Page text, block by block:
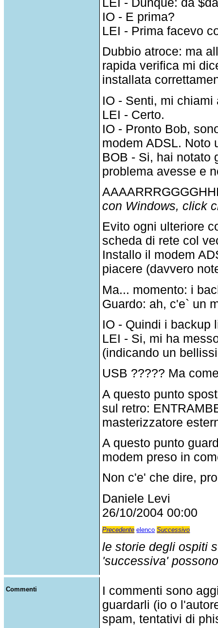
IO - E prima?
LEI - Prima facevo
Dubbio atroce: ma
rapida verifica mi
installata
IO - Senti, mi
LEI - Certo.
IO - Pronto Bob,
modem ADSL. Noto
BOB - Si, hai notato
problema avesse e
con Windows, click
Evito ogni ulteriore
scheda di rete col
Installo il modem
piacere (davvero
Ma... momento: i
Guardo: ah, c'e` un
IO - Quindi i backup
LEI - Si, mi ha
(indicando un
USB ????? Ma
A questo punto
sul retro:
masterizzatore
A questo punto
modem preso in
Non c'e' che dire,
Daniele Levi
26/10/2004 00:00
Precedente elenco Successivo
le storie degli ospiti
'successiva'
Commenti
I commenti sono
guardarli (io o
spam, tentativi di